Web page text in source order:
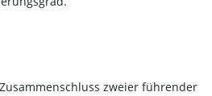
zweier führender